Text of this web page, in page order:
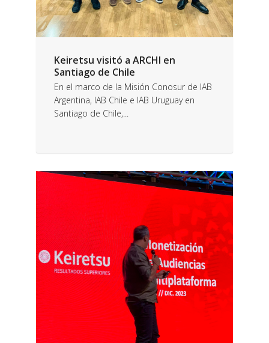
Keiretsu visitó a ARCHI en
Santiago de Chile
En el marco de la Misión Conosur de IAB
Argentina, IAB Chile e IAB Uruguay en
Santiago de Chile,...